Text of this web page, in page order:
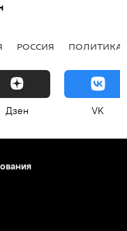
РОССИЯ ПОЛИТИКА
Дзен VK